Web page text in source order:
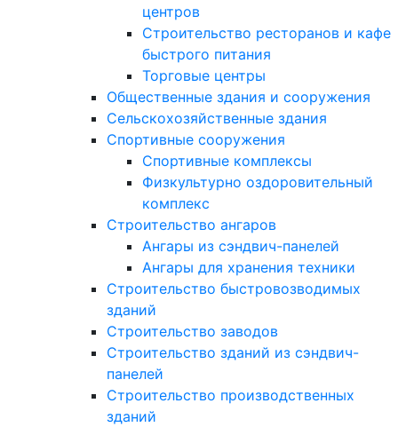
центров
Строительство ресторанов и кафе
быстрого питания
Торговые центры
Общественные здания и сооружения
Сельскохозяйственные здания
Спортивные сооружения
Спортивные комплексы
Физкультурно оздоровительный
комплекс
Строительство ангаров
Ангары из сэндвич-панелей
Ангары для хранения техники
Строительство быстровозводимых
зданий
Строительство заводов
Строительство зданий из сэндвич-
панелей
Строительство производственных
зданий